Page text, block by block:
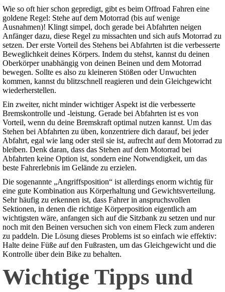
Wie so oft hier schon gepredigt, gibt es beim Offroad Fahren eine
goldene Regel: Stehe auf dem Motorrad (bis auf wenige
Ausnahmen)! Klingt simpel, doch gerade bei Abfahrten neigen
Anfänger dazu, diese Regel zu missachten und sich aufs Motorrad zu
setzen. Der erste Vorteil des Stehens bei Abfahrten ist die verbesserte
Beweglichkeit deines Körpers. Indem du stehst, kannst du deinen
Oberkörper unabhängig von deinen Beinen und dem Motorrad
bewegen. Sollte es also zu kleineren Stößen oder Unwuchten
kommen, kannst du blitzschnell reagieren und dein Gleichgewicht
wiederherstellen.
Ein zweiter, nicht minder wichtiger Aspekt ist die verbesserte
Bremskontrolle und -leistung. Gerade bei Abfahrten ist es von
Vorteil, wenn du deine Bremskraft optimal nutzen kannst. Um das
Stehen bei Abfahrten zu üben, konzentriere dich darauf, bei jeder
Abfahrt, egal wie lang oder steil sie ist, aufrecht auf dem Motorrad zu
bleiben. Denk daran, dass das Stehen auf dem Motorrad bei
Abfahrten keine Option ist, sondern eine Notwendigkeit, um das
beste Fahrerlebnis im Gelände zu erzielen.
Die sogenannte „Angriffsposition“ ist allerdings enorm wichtig für
eine gute Kombination aus Körperhaltung und Gewichtsverteilung.
Sehr häufig zu erkennen ist, dass Fahrer in anspruchsvollen
Sektionen, in denen die richtige Körperposition eigentlich am
wichtigsten wäre, anfangen sich auf die Sitzbank zu setzen und nur
noch mit den Beinen versuchen sich von einem Fleck zum anderen
zu paddeln. Die Lösung dieses Problems ist so einfach wie effektiv:
Halte deine Füße auf den Fußrasten, um das Gleichgewicht und die
Kontrolle über dein Bike zu behalten.
Wichtige Tipps und